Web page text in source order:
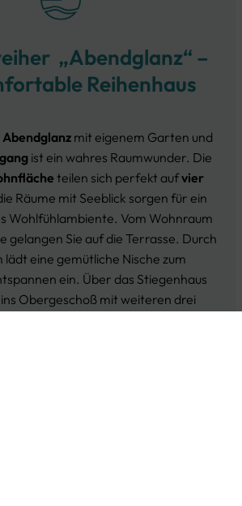
„Abendglanz“ –
Reihenhaus
Abendglanz mit eigenem Garten und
ist ein wahres Raumwunder. Die
teilen sich perfekt aufvier
Räume mit Seeblick sorgen für ein
Wohlfühlambiente. Vom Wohnraum
gelangen Sie auf die Terrasse. Durch
lädt eine gemütliche Nische zum
ein. Über das Stiegenhaus
Obergeschoß mit weiteren drei